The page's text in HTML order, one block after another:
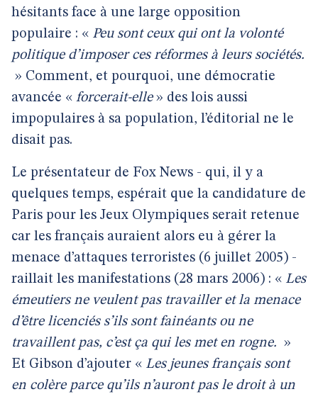
hésitants face à une large opposition
populaire : « Peu sont ceux qui ont la volonté
politique d’imposer ces réformes à leurs sociétés.
» Comment, et pourquoi, une démocratie
avancée « forcerait-elle» des lois aussi
impopulaires à sa population, l’éditorial ne le
disait pas.
Le présentateur de Fox News - qui, il y a
quelques temps, espérait que la candidature de
Paris pour les Jeux Olympiques serait retenue
car les français auraient alors eu à gérer la
menace d’attaques terroristes (6 juillet 2005) -
raillait les manifestations (28 mars 2006) : « Les
émeutiers ne veulent pas travailler et la menace
d’être licenciés s’ils sont fainéants ou ne
travaillent pas, c’est ça qui les met en rogne. »
Et Gibson d’ajouter « Les jeunes français sont
en colère parce qu’ils n’auront pas le droit à un